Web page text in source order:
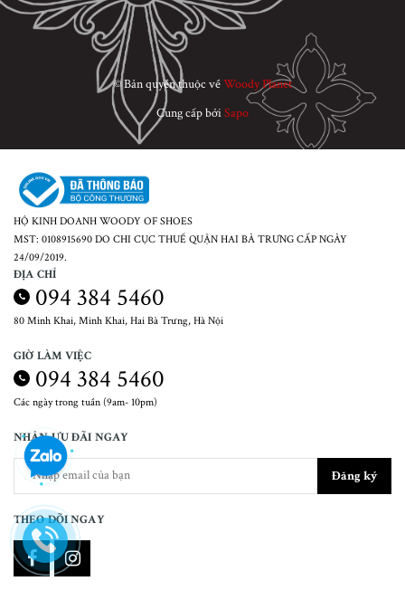
© Bản quyền thuộc vềWoody Planet
Cung cấp bởiSapo
HỘ KINH DOANH WOODY OF SHOES
MST: 0108915690 DO CHI CỤC THUẾ QUẬN HAI BÀ TRƯNG CẤP NGÀY
24/09/2019.
ĐỊA CHỈ
094 384 5460
80 Minh Khai, Minh Khai, Hai Bà Trưng, Hà Nội
GIỜ LÀM VIỆC
094 384 5460
Các ngày trong tuần (9am- 10pm)
NHẬN ƯU ĐÃI NGAY
Đăng ký
THEO DÕI NGAY